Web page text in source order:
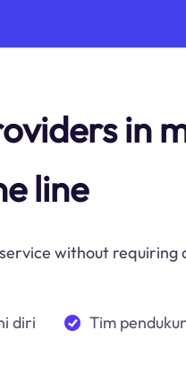
in
line
without requiring
diri Tim